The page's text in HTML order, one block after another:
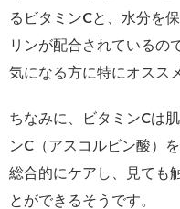
るビタミンCと、水分を
リンが配合されているの
気になる方に特にオスス
ちなみに、ビタミンCは
ンC（アスコルビン酸）
総合的にケアし、見ても
とができるそうです。